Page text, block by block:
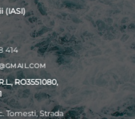
(IASI)
414
RO3551080,
Tomesti, Strada